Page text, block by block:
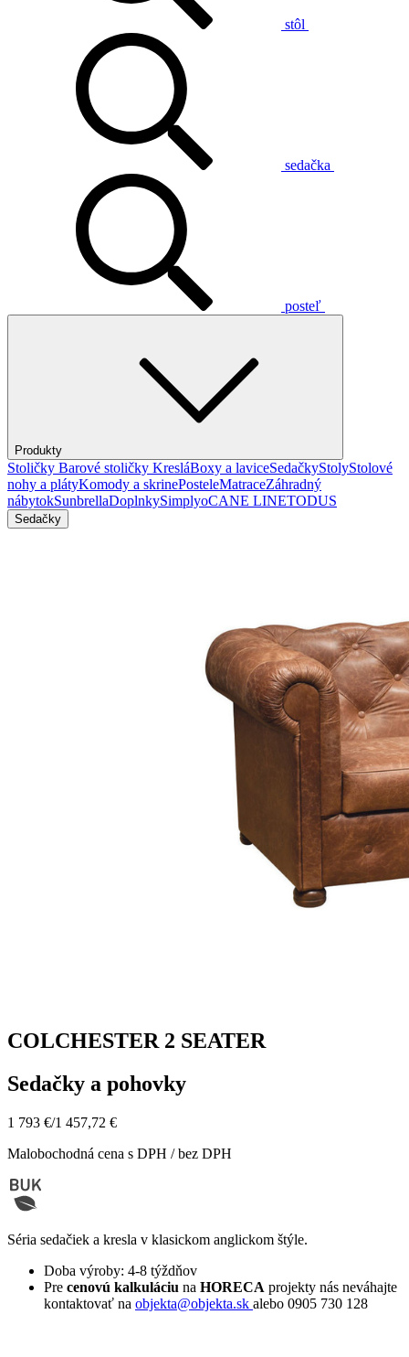
stôl
sedačka
posteľ
Produkty
Stoličky Barové stoličky KresláBoxy a laviceSedačkyStolyStolové
nohy a plátyKomody a skrinePosteleMatraceZáhradný
nábytokSunbrellaDoplnkySimplyoCANE LINETODUS
Sedačky
COLCHESTER 2 SEATER
Sedačky a pohovky
1 793 €/1 457,72 €
Malobochodná cena s DPH / bez DPH
Séria sedačiek a kresla v klasickom anglickom štýle.
Doba výroby: 4-8 týždňov
Pre cenovú kalkuláciu na HORECA projekty nás neváhajte
kontaktovať na objekta@objekta.sk alebo 0905 730 128